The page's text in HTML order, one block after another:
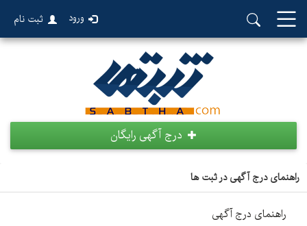
ورود ثبت نام
درج آگهی رایگان
راهنمای درج آگهی در ثبت ها
راهنمای درج آگهی